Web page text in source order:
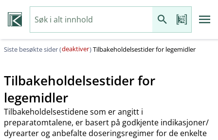
Siste besøkte sider (deaktiver)Tilbakeholdelsestider for legemidler
Tilbakeholdelsestider for
legemidler
Tilbakeholdelsestidene som er angitt i
preparatomtalene, er basert på godkjente indikasjoner​/​
dyrearter og anbefalte doseringsregimer for de enkelte